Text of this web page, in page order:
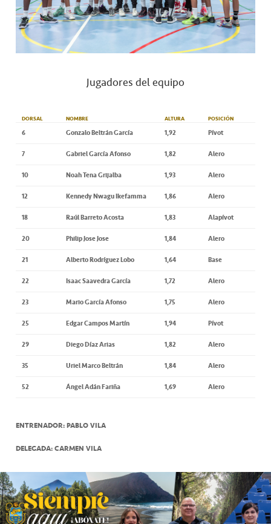
Jugadores del equipo
DORSAL NOMBRE ALTURA POSICIÓN
6 Gonzalo Beltrán García 1,92 Pívot
7 Gabriel García Afonso 1,82 Alero
10 Noah Tena Grijalba 1,93 Alero
12 Kennedy Nwagu Ikefamma 1,86 Alero
18 Raúl Barreto Acosta 1,83 Alapívot
20 Philip Jose Jose 1,84 Alero
21 Alberto Rodríguez Lobo 1,64 Base
22 Isaac Saavedra García 1,72 Alero
23 Mario García Afonso 1,75 Alero
25 Edgar Campos Martín 1,94 Pívot
29 Diego Díaz Arias 1,82 Alero
35 Uriel Marco Beltrán 1,84 Alero
52 Ángel Adán Fariña 1,69 Alero
ENTRENADOR: PABLO VILA
DELEGADA: CARMEN VILA